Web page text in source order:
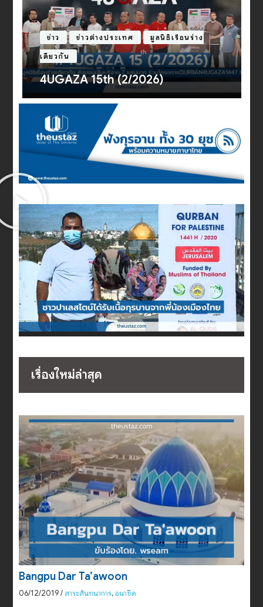
บทความ ประวัติศาสตร์
อีหร่าน : เพื่อนบ้านผู้ซื่อสัตย์หรือภัย
คุกคามที่น่ากลัว [Ep.2]
เรื่องใหม่ล่าสุด
Bangpu Dar Ta’awoon
06/12/2019/ สาระสันทนาการ,อนาชีด